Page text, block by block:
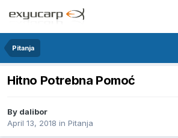
Pitanja
Hitno Potrebna Pomoć
By dalibor
April 13, 2018 in Pitanja